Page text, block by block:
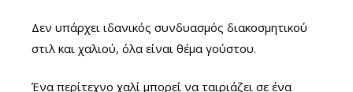
Δεν υπάρχει ιδανικός συνδυασμός διακοσμητικού
στιλ και χαλιού, όλα είναι θέμα γούστου.
Ένα περίτεχνο χαλί μπορεί να ταιριάζει σε ένα